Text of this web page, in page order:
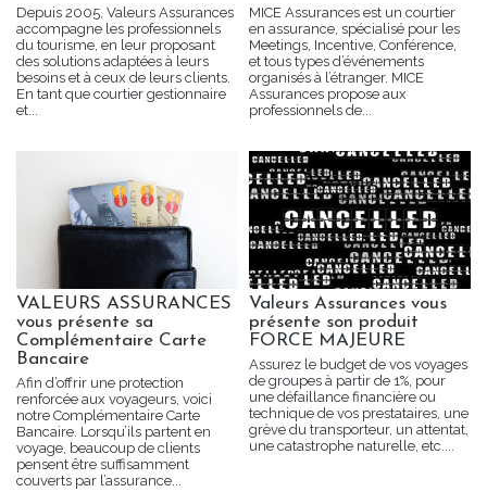
Depuis 2005, Valeurs Assurances
accompagne les professionnels
du tourisme, en leur proposant
des solutions adaptées à leurs
besoins et à ceux de leurs clients.
En tant que courtier gestionnaire
et...
MICE Assurances est un courtier
en assurance, spécialisé pour les
Meetings, Incentive, Conférence,
et tous types d’événements
organisés à l’étranger. MICE
Assurances propose aux
professionnels de...
VALEURS ASSURANCES
vous présente sa
Complémentaire Carte
Bancaire
Afin d’offrir une protection
renforcée aux voyageurs, voici
notre Complémentaire Carte
Bancaire. Lorsqu’ils partent en
voyage, beaucoup de clients
pensent être suffisamment
couverts par l’assurance...
Valeurs Assurances vous
présente son produit
FORCE MAJEURE
Assurez le budget de vos voyages
de groupes à partir de 1%, pour
une défaillance financière ou
technique de vos prestataires, une
grève du transporteur, un attentat,
une catastrophe naturelle, etc....